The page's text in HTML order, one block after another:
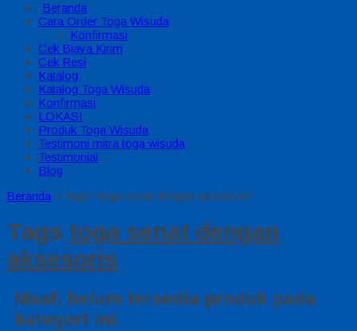
Beranda
Cara Order Toga Wisuda
Konfirmasi
Cek Biaya Kirim
Cek Resi
Katalog
Katalog Toga Wisuda
Konfirmasi
LOKASI
Produk Toga Wisuda
Testimoni mitra toga wisuda
Testimonial
Blog
Beranda » Tags "toga senat dengan aksesoris"
Tags toga senat dengan
aksesoris
Maaf, belum tersedia produk pada
kategori ini.